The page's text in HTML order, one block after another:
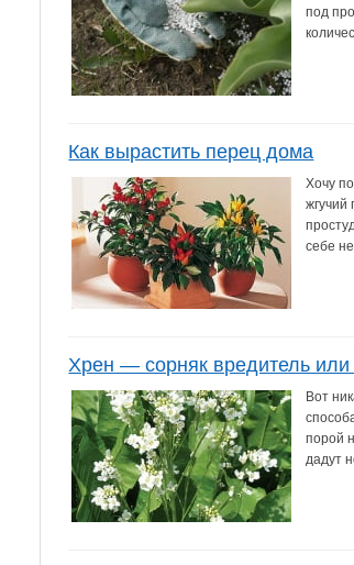
под
Как вырастить перец дома
Хочу
жгучий
себе
Хрен — сорняк вредитель или
Вот
порой
дадут